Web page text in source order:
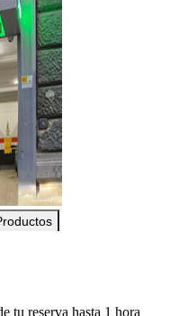
tu reserva hasta 1 hora